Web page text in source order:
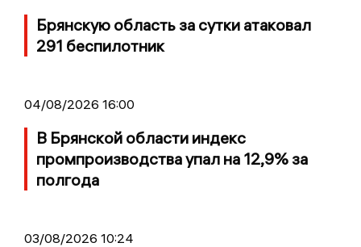
Брянскую область за сутки атаковал
291 беспилотник
04/08/2026 16:00
В Брянской области индекс
промпроизводства упал на 12,9% за
полгода
03/08/2026 10:24